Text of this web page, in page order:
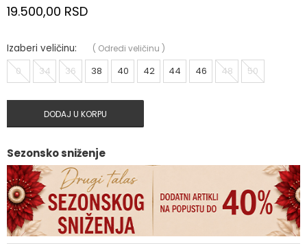
19.500,00 RSD
Izaberi veličinu: ( Odredi veličinu )
0 34 36 38 40 42 44 46 48 50
DODAJ U KORPU
Sezonsko sniženje